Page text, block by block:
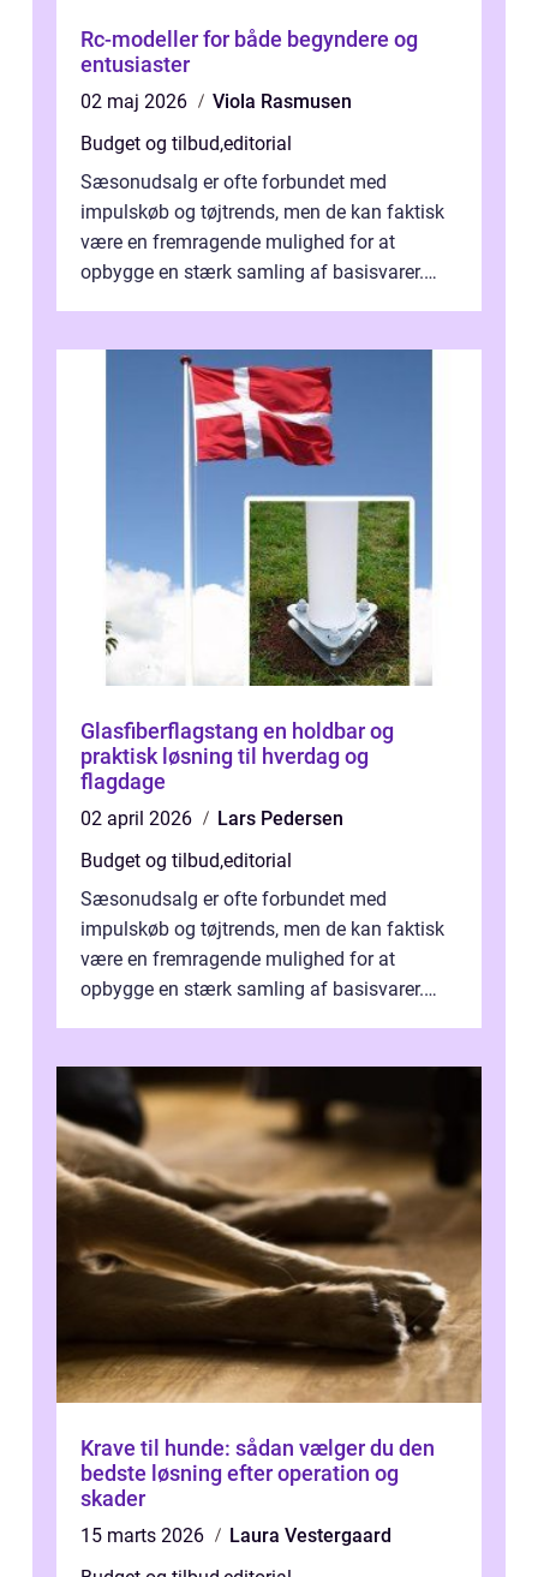
Rc-modeller for både begyndere og
entusiaster
02 maj 2026
Viola Rasmusen
Budget og tilbud,editorial
Sæsonudsalg er ofte forbundet med
impulskøb og tøjtrends, men de kan faktisk
være en fremragende mulighed for at
opbygge en stærk samling af basisvarer.
Glasfiberflagstang en holdbar og
praktisk løsning til hverdag og
flagdage
02 april 2026
Lars Pedersen
Budget og tilbud,editorial
Sæsonudsalg er ofte forbundet med
impulskøb og tøjtrends, men de kan faktisk
være en fremragende mulighed for at
opbygge en stærk samling af basisvarer.
Krave til hunde: sådan vælger du den
bedste løsning efter operation og
skader
15 marts 2026
Laura Vestergaard